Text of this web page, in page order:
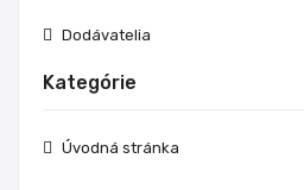
Dodávatelia
Kategórie
Úvodná stránka